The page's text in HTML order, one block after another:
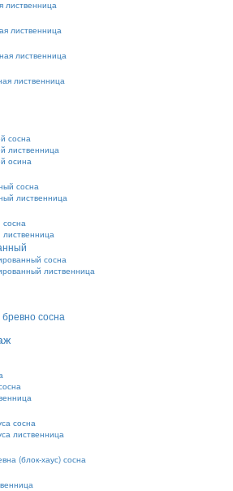
лиственница
лиственница
лиственница
лиственница
сосна
лиственница
осина
сосна
лиственница
сосна
лиственница
сосна
сосна
лиственница
(блок-хаус) сосна